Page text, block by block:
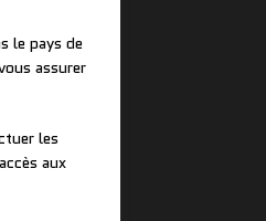
le pays de
assurer
les
aux